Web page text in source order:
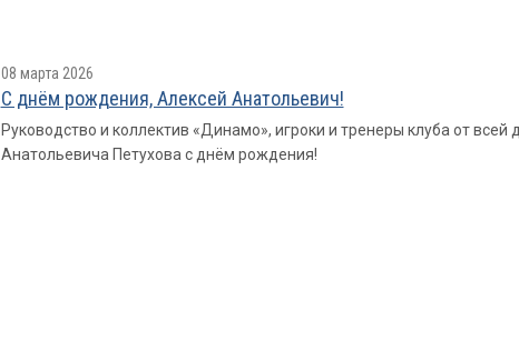
08 марта 2026
С днём рождения, Алексей Анатольевич!
Руководство и коллектив «Динамо», игроки и тренеры клуба от
Анатольевича Петухова с днём рождения!